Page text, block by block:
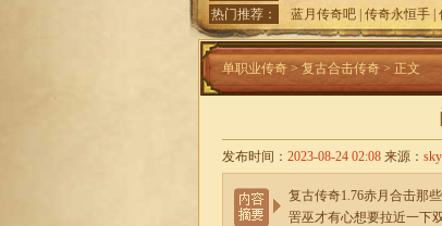
热门推荐：
蓝月传奇吧 传奇永恒手
单职业传奇 > 复古合击传奇> 正文
发布时间： 2023-08-24 02:08 来源：
复古传奇1.76赤月合击那
罟巫才有心想要拉近一下